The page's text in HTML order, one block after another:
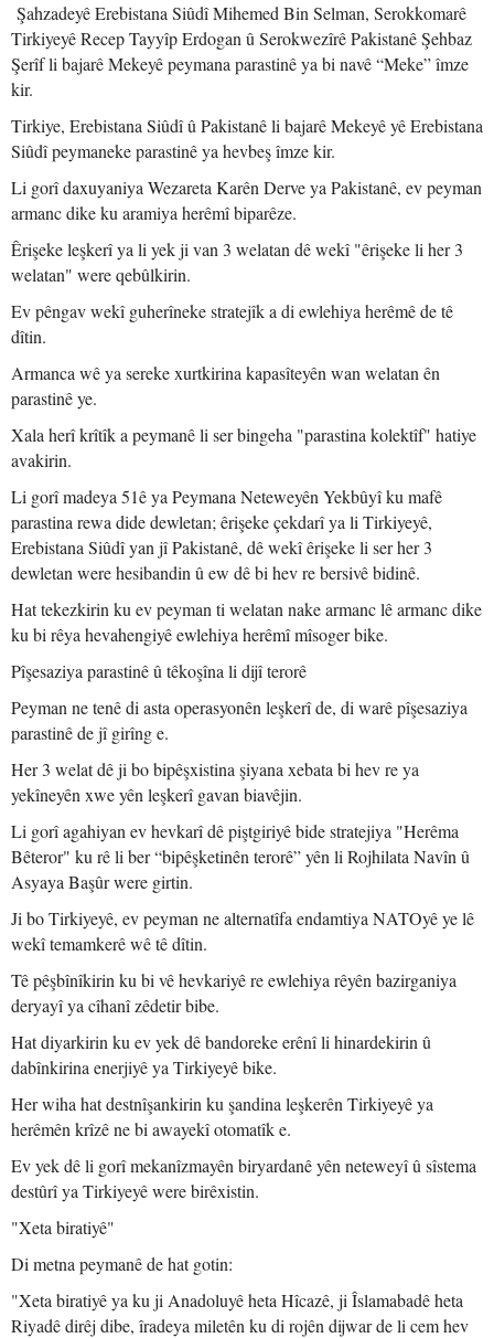
Şahzadeyê Erebistana Siûdî Mihemed Bin Selman, Serokkomarê
Tirkiyeyê Recep Tayyîp Erdogan û Serokwezîrê Pakistanê Şehbaz
Şerîf li bajarê Mekeyê peymana parastinê ya bi navê “Meke” îmze
kir.
Tirkiye, Erebistana Siûdî û Pakistanê li bajarê Mekeyê yê Erebistana
Siûdî peymaneke parastinê ya hevbeş îmze kir.
Li gorî daxuyaniya Wezareta Karên Derve ya Pakistanê, ev peyman
armanc dike ku aramiya herêmî biparêze.
Êrişeke leşkerî ya li yek ji van 3 welatan dê wekî "êrişeke li her 3
welatan" were qebûlkirin.
Ev pêngav wekî guherîneke stratejîk a di ewlehiya herêmê de tê
dîtin.
Armanca wê ya sereke xurtkirina kapasîteyên wan welatan ên
parastinê ye.
Xala herî krîtîk a peymanê li ser bingeha "parastina kolektîf" hatiye
avakirin.
Li gorî madeya 51ê ya Peymana Neteweyên Yekbûyî ku mafê
parastina rewa dide dewletan; êrişeke çekdarî ya li Tirkiyeyê,
Erebistana Siûdî yan jî Pakistanê, dê wekî êrişeke li ser her 3
dewletan were hesibandin û ew dê bi hev re bersivê bidinê.
Hat tekezkirin ku ev peyman ti welatan nake armanc lê armanc dike
ku bi rêya hevahengiyê ewlehiya herêmî mîsoger bike.
Pîşesaziya parastinê û têkoşîna li dijî terorê
Peyman ne tenê di asta operasyonên leşkerî de, di warê pîşesaziya
parastinê de jî girîng e.
Her 3 welat dê ji bo bipêşxistina şiyana xebata bi hev re ya
yekîneyên xwe yên leşkerî gavan biavêjin.
Li gorî agahiyan ev hevkarî dê piştgiriyê bide stratejiya "Herêma
Bêteror" ku rê li ber “bipêşketinên terorê” yên li Rojhilata Navîn û
Asyaya Başûr were girtin.
Ji bo Tirkiyeyê, ev peyman ne alternatîfa endamtiya NATOyê ye lê
wekî temamkerê wê tê dîtin.
Tê pêşbînîkirin ku bi vê hevkariyê re ewlehiya rêyên bazirganiya
deryayî ya cîhanî zêdetir bibe.
Hat diyarkirin ku ev yek dê bandoreke erênî li hinardekirin û
dabînkirina enerjiyê ya Tirkiyeyê bike.
Her wiha hat destnîşankirin ku şandina leşkerên Tirkiyeyê ya
herêmên krîzê ne bi awayekî otomatîk e.
Ev yek dê li gorî mekanîzmayên biryardanê yên neteweyî û sîstema
destûrî ya Tirkiyeyê were birêxistin.
"Xeta biratiyê"
Di metna peymanê de hat gotin:
"Xeta biratiyê ya ku ji Anadoluyê heta Hîcazê, ji Îslamabadê heta
Riyadê dirêj dibe, îradeya miletên ku di rojên dijwar de li cem hev